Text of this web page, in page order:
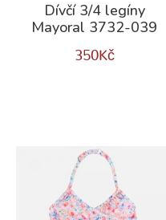
Dívčí 3/4 legíny
Mayoral 3732-039
350Kč